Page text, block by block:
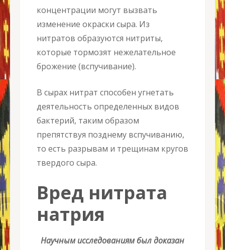
концентрации могут вызвать
изменение окраски сыра. Из
нитратов образуются нитриты,
которые тормозят нежелательное
брожение (вспучивание).
В сырах нитрат способен угнетать
деятельность определенных видов
бактерий, таким образом
препятствуя позднему вспучиванию,
то есть разрывам и трещинам кругов
твердого сыра.
Вред нитрата
натрия
Научным исследованиям былдоказан